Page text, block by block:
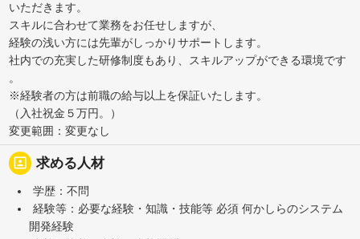
いただきます。
スキルに合わせて業務をお任せしますが、
経験の浅い方には先輩がしっかりサポートします。
社内での充実した研修制度もあり、スキルアップができる環境です
。
※経験者の方は前職の給与以上を保証いたします。
（入社祝金５万円。）
変更範囲：変更なし
portrait 求める人材
学歴：不問
経験等：必要な経験・知識・技能等 必須 何かしらのシステム
開発経験